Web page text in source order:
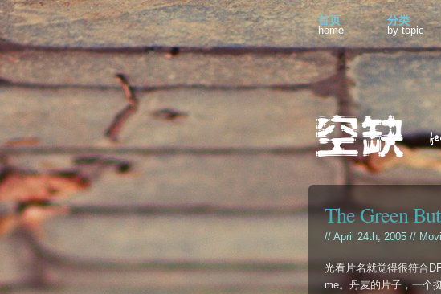
首页
home
分类
by topic
The Green
// April 24th, 2005 //
光看片名就觉得很符合
me。丹麦的片子，一个